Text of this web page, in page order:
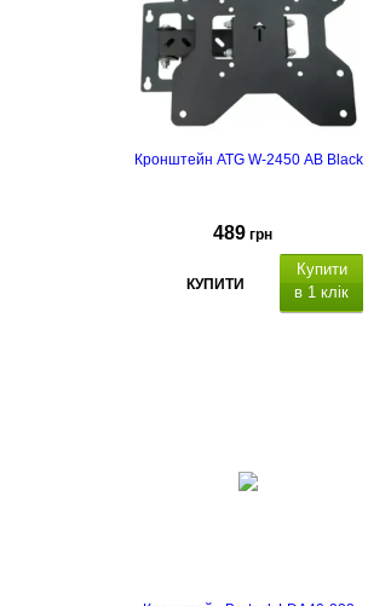
Кронштейн ATG W-2450 AB Black
489 грн
КУПИТИ
Купити
в 1 клік